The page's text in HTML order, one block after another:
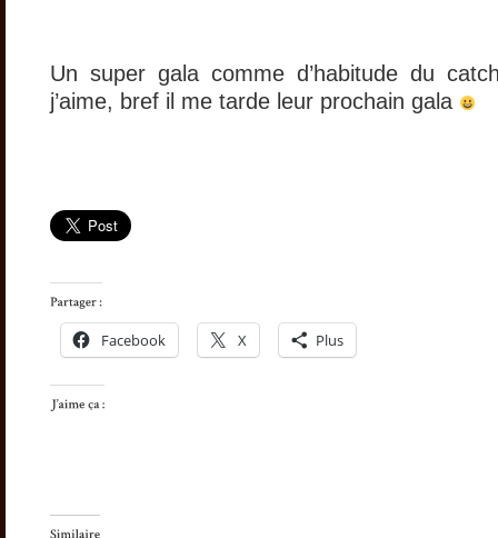
Un super gala comme d’habitude du
j’aime, bref il me tarde leur prochain gala
Facebook X Plus